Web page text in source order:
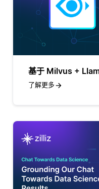
基于 Milvus +
了解更多